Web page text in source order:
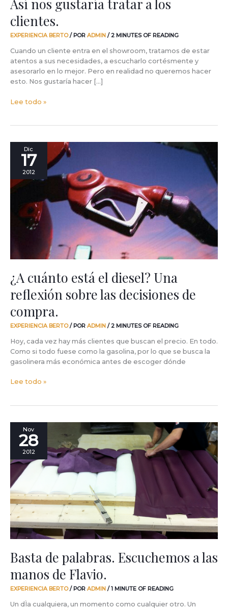
Así nos gustaría tratar a los
clientes.
EXPERIENCIA BERTO/ POR ADMIN /2 MINUTES OF READING
Cuando un cliente entra en el showroom, tratamos de estar
atentos a sus necesidades, a escucharlo cortésmente y
asesorarlo en lo mejor. Pero en realidad no queremos hacer
esto. Nos gustaría hacer […]
Lee todo »
Dic
17
2012
¿A cuánto está el diesel? Una
reflexión sobre las decisiones de
compra.
EXPERIENCIA BERTO/ POR ADMIN /2 MINUTES OF READING
Hoy, cada vez hay más clientes que buscan el precio. En todo.
Como si todo fuese como la gasolina, por lo que se busca la
gasolinera más económica antes de escoger dónde
cuánto
está
diesel?
reflexión
sobre
compra.
Lee todo »
Nov
28
2012
Basta de palabras. Escuchemos a las
manos de Flavio.
EXPERIENCIA BERTO/ POR ADMIN /1 MINUTE OF READING
Un dÌa cualquiera, un momento como cualquier otro. Un
Basta
palabras.
Escuchemos
a
las
manos
de
Flavio.